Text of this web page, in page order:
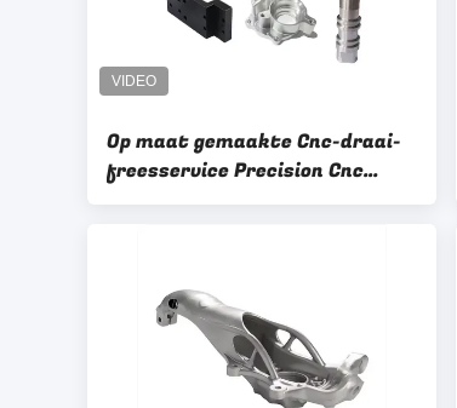
Op maat gemaakte Cnc-draai-
freesservice Precision Cnc
Aluminium Metal Bewerking